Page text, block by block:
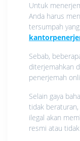
Untuk
Anda harus
tersumpah
Sebab,
diterjemahkan
penerjemah
Selain gaya
tidak
ilegal akan
resmi atau